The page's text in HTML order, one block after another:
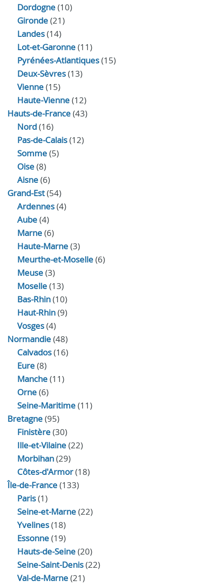
Dordogne(10)
Gironde(21)
Landes(14)
Lot-et-Garonne(11)
Pyrénées-Atlantiques(15)
Deux-Sèvres(13)
Vienne(15)
Haute-Vienne(12)
Hauts-de-France(43)
Nord(16)
Pas-de-Calais(12)
Somme(5)
Oise(8)
Aisne(6)
Grand-Est(54)
Ardennes(4)
Aube(4)
Marne(6)
Haute-Marne(3)
Meurthe-et-Moselle(6)
Meuse(3)
Moselle(13)
Bas-Rhin(10)
Haut-Rhin(9)
Vosges(4)
Normandie(48)
Calvados(16)
Eure(8)
Manche(11)
Orne(6)
Seine-Maritime(11)
Bretagne(95)
Finistère(30)
Ille-et-Vilaine(22)
Morbihan(29)
Côtes-d'Armor(18)
Île-de-France(133)
Paris(1)
Seine-et-Marne(22)
Yvelines(18)
Essonne(19)
Hauts-de-Seine(20)
Seine-Saint-Denis(22)
Val-de-Marne(21)